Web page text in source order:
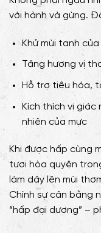
với hành và gừng.
Khử mùi tanh của
Tăng hương vị
Hỗ trợ tiêu hóa,
Kích thích vị
nhiên của mực
Khi được hấp cùng
tươi hòa quyện
làm dậy lên mùi
Chính sự cân bằng
“hấp đại dương” –